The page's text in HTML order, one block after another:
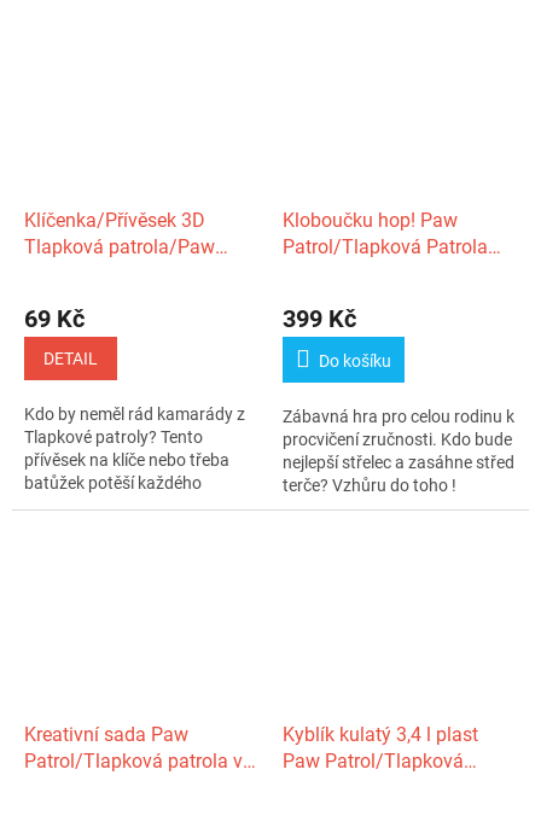
Klíčenka/Přívěsek 3D
Tlapková patrola/Paw
69 Kč
DETAIL
Kdo by neměl rád kamarády z
Tlapkové patroly? Tento
přívěsek na klíče nebo třeba
batůžek potěší každého
malého...
Kloboučku hop! Paw
Patrol/Tlapková Patrola
399 Kč
Do košíku
Zábavná hra pro celou rodinu k
procvičení zručnosti. Kdo bude
nejlepší střelec a zasáhne střed
terče? Vzhůru do toho !
Kreativní sada Paw
Patrol/Tlapková patrola v
Kyblík kulatý 3,4 l plast
Paw Patrol/Tlapková